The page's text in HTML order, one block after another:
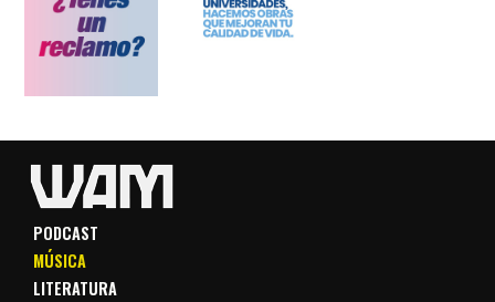
PODCAST
MÚSICA
LITERATURA